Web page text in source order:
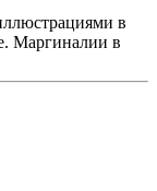
в
Маргиналии в